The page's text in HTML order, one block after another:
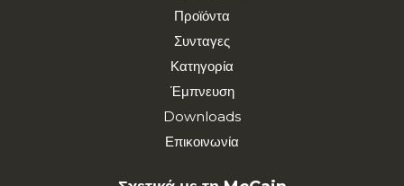
Προϊόντα
Συνταγες
Κατηγορία
Έμπνευση
Downloads
Επικοινωνία